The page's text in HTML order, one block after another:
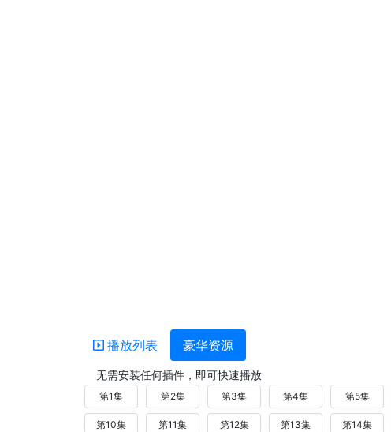
播放列表 豪华资源
无需安装任何插件，即可快速播放
第1集 第2集 第3集 第4集 第5集
第10集 第11集 第12集 第13集 第14集